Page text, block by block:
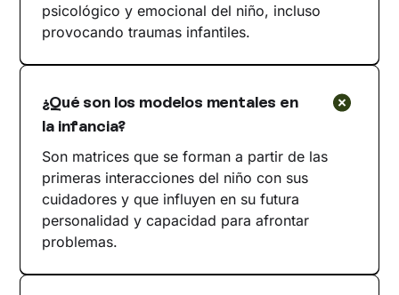
psicológico y emocional del niño, incluso
provocando traumas infantiles.
¿Qué son los modelos mentales en
la infancia?
Son matrices que se forman a partir de las
primeras interacciones del niño con sus
cuidadores y que influyen en su futura
personalidad y capacidad para afrontar
problemas.